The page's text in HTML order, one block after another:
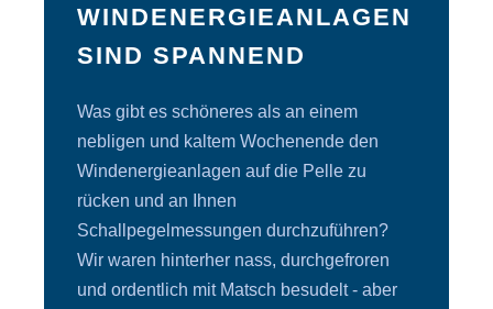
WINDENERGIEANLAGEN
SIND SPANNEND
Was gibt es schöneres als an einem
nebligen und kaltem Wochenende den
Windenergieanlagen auf die Pelle zu
rücken und an Ihnen
Schallpegelmessungen durchzuführen?
Wir waren hinterher nass, durchgefroren
und ordentlich mit Matsch besudelt - aber